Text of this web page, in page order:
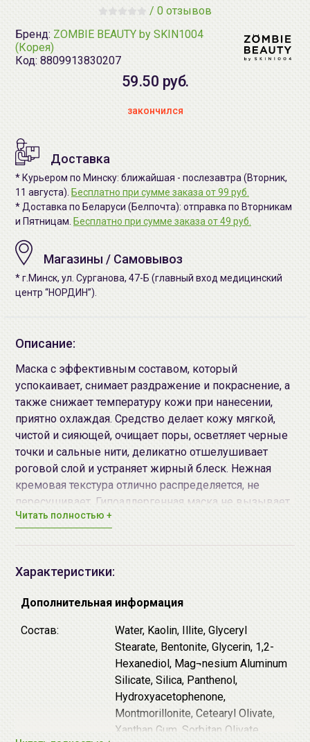
/ 0 отзывов
Бренд: ZOMBIE BEAUTY by SKIN1004
(Корея)
Код: 8809913830207
59.50 руб.
закончился
Доставка
* Курьером по Минску: ближайшая - послезавтра (Вторник,
11 августа). Бесплатно при сумме заказа от 99 руб.
* Доставка по Беларуси (Белпочта): отправка по Вторникам
и Пятницам. Бесплатно при сумме заказа от 49 руб.
Магазины / Самовывоз
* г.Минск, ул. Сурганова, 47-Б (главный вход медицинский
центр “НОРДИН”).
Описание:
Маска с эффективным составом, который
успокаивает, снимает раздражение и покраснение, а
также снижает температуру кожи при нанесении,
приятно охлаждая. Средство делает кожу мягкой,
чистой и сияющей, очищает поры, осветляет черные
точки и сальные нити, деликатно отшелушивает
роговой слой и устраняет жирный блеск. Нежная
кремовая текстура отлично распределяется, не
пересушивает. Гипоаллергенная маска не вызывает
раздражения. Формат пирамидок обеспечивает
очищают, вытягивая загрязнения из пор,
матируют и выравнивают рельеф.
Гидролат зеленого чая, а также порошок,
экстракт, масло листьев зеленого чая: такая
комбинация эффективно тонизирует, освежает и
обеспечивает мощную антиоксидантную защиту
клеток от окисления, продлевая молодость
Читать полностью +
Характеристики:
Дополнительная информация
Состав:
Water, Kaolin, Illite, Glyceryl
Stearate, Bentonite, Glycerin, 1,2-
Hexanediol, Mag¬nesium Aluminum
Silicate, Silica, Panthenol,
Hydroxyacetophenone,
Montmorillonite, Cetearyl Olivate,
Xanthan Gum, Sorbitan Olivate,